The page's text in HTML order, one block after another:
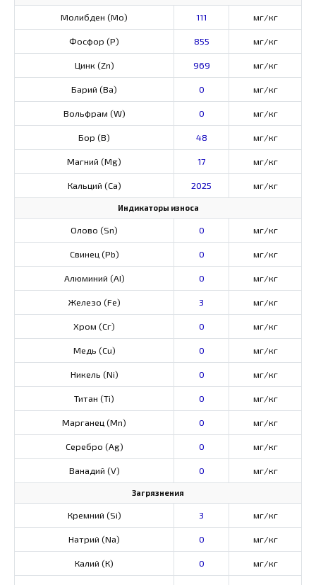
Молибден (Мо) 111 мг/кг
Фосфор (Р) 855 мг/кг
Цинк (Zn) 969 мг/кг
Барий (Ва) 0 мг/кг
Вольфрам (W) 0 мг/кг
Бор (В) 48 мг/кг
Магний (Mg) 17 мг/кг
Кальций (Са) 2025 мг/кг
Индикаторы износа
Олово (Sn) 0 мг/кг
Свинец (Pb) 0 мг/кг
Алюминий (AI) 0 мг/кг
Железо (Fe) 3 мг/кг
Хром (Сг) 0 мг/кг
Медь (Cu) 0 мг/кг
Никель (Ni) 0 мг/кг
Титан (Ti) 0 мг/кг
Марганец (Mn) 0 мг/кг
Серебро (Ag) 0 мг/кг
Ванадий (V) 0 мг/кг
Загрязнения
Кремний (Si) 3 мг/кг
Натрий (Na) 0 мг/кг
Калий (К) 0 мг/кг